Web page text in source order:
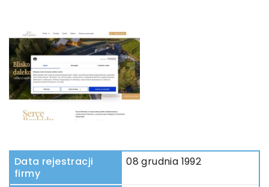
Data rejestracji
firmy
08 grudnia 1992